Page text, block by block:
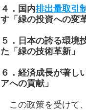
４．国内排出量取引
す「緑の投資への変
５．日本の誇る環境
た「緑の技術革新」
６．経済成長が著し
アへの貢献」
この政策を受けて